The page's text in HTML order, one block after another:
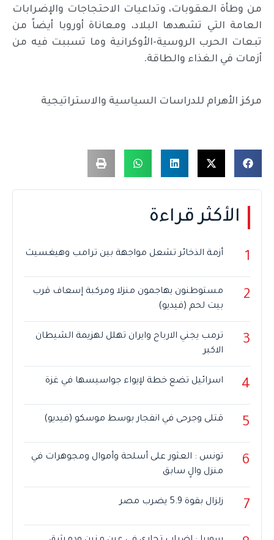
من وطأة العقوبات، وتداعيات الاحتجاجات والإضرابات
العامة التي تشهدها البلاد، ومعاناة أوروبا أيضاً من
تبعات الحرب الروسية-الأوكرانية وما تسببت فيه من
أزمات في الغذاء والطاقة.
مركز الأهرام للدراسات السياسية والاستراتيجية
الأكثر قراءة
1 أزمة الذخائر تشعل مواجهة بين ترامب وهيغسيث
2
مستوطنون يهاجمون منزلا ومركبة إسعاف قرب
بيت لحم (فيديو)
3
ترمب يجني الارباح وايران تهلل لهزيمة الشيطان
الاكبر
4 اسرائيل تضع خطة لإيواء جواسيسها في غزة
5 قتلى وجرحى في انفجار بوسط موسكو (فيديو)
6
تونس : العثور على أسلحة وأموال ومجوهرات في
منزل والٍ سابق
7 زلزال بقوة 5.9 يضرب مصر